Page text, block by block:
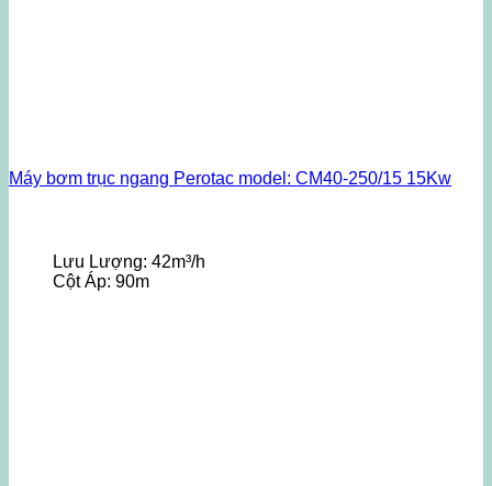
Máy bơm trục ngang Perotac model: CM40-250/15 15Kw
Lưu Lượng: 42m³/h
Cột Áp: 90m